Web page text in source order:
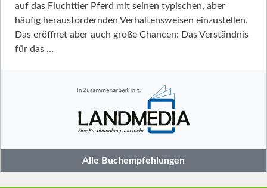
auf das Fluchttier Pferd mit seinen typischen, aber
häufig herausfordernden Verhaltensweisen einzustellen.
Das eröffnet aber auch große Chancen: Das Verständnis
für das …
Alle Buchempfehlungen